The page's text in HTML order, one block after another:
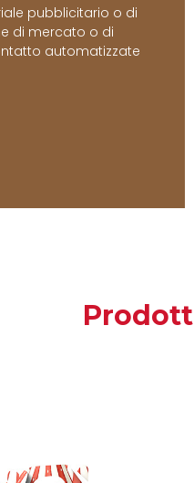
pubblicitario o di
di mercato o di
automatizzate